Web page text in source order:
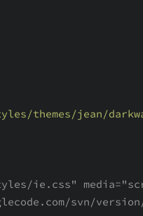
themes/jean/
ie.css"
svn/